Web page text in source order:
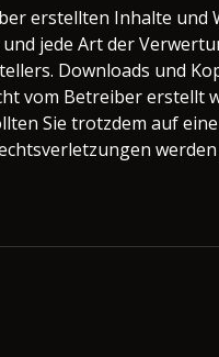
erstellten Inhalte
jede Art der
Downloads und
vom Betreiber
Sie trotzdem auf